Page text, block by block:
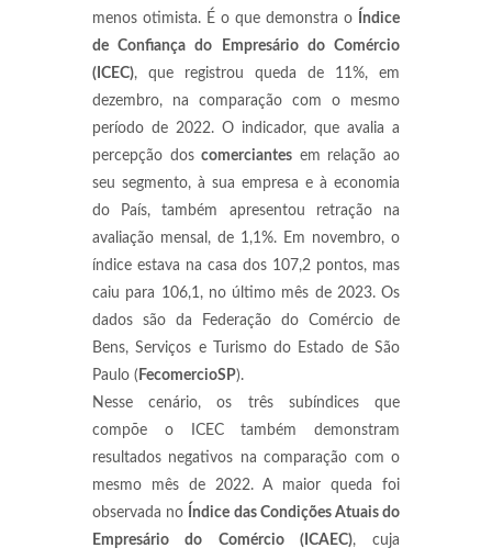
menos otimista. É o que demonstra o
Índice
de Confiança do Empresário do Comércio
(ICEC), que registrou queda de 11%, em
dezembro, na comparação com o mesmo
período de 2022. O indicador, que avalia a
percepção doscomerciantes em relação ao
seu segmento, à sua empresa e à economia
do País, também apresentou retração na
avaliação mensal, de 1,1%. Em novembro, o
índice estava na casa dos 107,2 pontos, mas
caiu para 106,1, no último mês de 2023. Os
dados são da Federação do Comércio de
Bens, Serviços e Turismo do Estado de São
Paulo ( FecomercioSP).
Nesse cenário, os três subíndices que
compõe o ICEC também demonstram
resultados negativos na comparação com o
mesmo mês de 2022. A maior queda foi
observada no Índice das Condições Atuais do
Empresário do Comércio (ICAEC), cuja